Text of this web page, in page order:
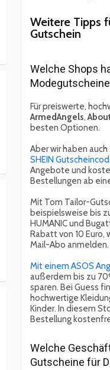
Weitere Tipps
Gutschein
Welche Shops
Für preiswerte,
ArmedAngels,
besten Optionen.
Aber wir haben
SHEIN
Angebote und
Bestellungen ab
Mit Tom Tailor-
beispielsweise bis
HUMANIC und
Rabatt von 10 Euro,
Mail-Abo anmelden.
Mit einem ASOS
außerdem bis zu
sparen. Bei Guess
hochwertige
Kinder. In diesem
Bestellung
Welche
Gutscheine für